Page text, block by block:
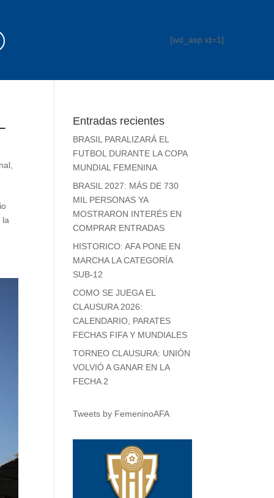
[wd_asp id=1]
la
Entradas recientes
BRASIL PARALIZARÁ EL
FUTBOL DURANTE LA COPA
MUNDIAL FEMENINA
BRASIL 2027: MÁS DE 730
MIL PERSONAS YA
MOSTRARON INTERÉS EN
COMPRAR ENTRADAS
HISTORICO: AFA PONE EN
MARCHA LA CATEGORÍA
SUB-12
COMO SE JUEGA EL
CLAUSURA 2026:
CALENDARIO, PARATES
FECHAS FIFA Y MUNDIALES
TORNEO CLAUSURA: UNIÓN
VOLVIÓ A GANAR EN LA
FECHA 2
Tweets by FemeninoAFA